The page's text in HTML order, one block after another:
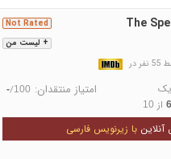
+ لیست من
Not Rated The
در
امتیاز منتقدان: -/100
از 10
با زیرنویس فارسی